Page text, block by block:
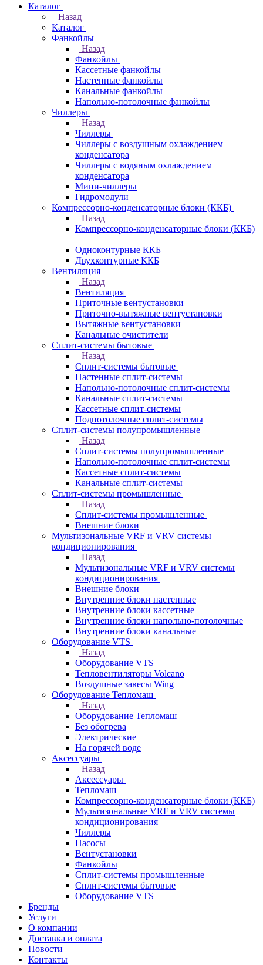
Каталог
Назад
Каталог
Фанкойлы
Назад
Фанкойлы
Кассетные фанкойлы
Настенные фанкойлы
Канальные фанкойлы
Напольно-потолочные фанкойлы
Чиллеры
Назад
Чиллеры
Чиллеры с воздушным охлаждением
конденсатора
Чиллеры с водяным охлаждением
конденсатора
Мини-чиллеры
Гидромодули
Компрессорно-конденсаторные блоки (ККБ)
Назад
Компрессорно-конденсаторные блоки (ККБ)
Одноконтурные ККБ
Двухконтурные ККБ
Вентиляция
Назад
Вентиляция
Приточные вентустановки
Приточно-вытяжные вентустановки
Вытяжные вентустановки
Канальные очистители
Сплит-системы бытовые
Назад
Сплит-системы бытовые
Настенные сплит-системы
Напольно-потолочные сплит-системы
Канальные сплит-системы
Кассетные сплит-системы
Подпотолочные сплит-системы
Сплит-системы полупромышленные
Назад
Сплит-системы полупромышленные
Напольно-потолочные сплит-системы
Кассетные сплит-системы
Канальные сплит-системы
Сплит-системы промышленные
Назад
Сплит-системы промышленные
Внешние блоки
Мультизональные VRF и VRV системы
кондиционирования
Назад
Мультизональные VRF и VRV системы
кондиционирования
Внешние блоки
Внутренние блоки настенные
Внутренние блоки кассетные
Внутренние блоки напольно-потолочные
Внутренние блоки канальные
Оборудование VTS
Назад
Оборудование VTS
Тепловентиляторы Volcano
Воздушные завесы Wing
Оборудование Тепломаш
Назад
Оборудование Тепломаш
Без обогрева
Электрические
На горячей воде
Аксессуары
Назад
Аксессуары
Тепломаш
Компрессорно-конденсаторные блоки (ККБ)
Мультизональные VRF и VRV системы
кондиционирования
Чиллеры
Насосы
Вентустановки
Фанкойлы
Сплит-системы промышленные
Сплит-системы бытовые
Оборудование VTS
Бренды
Услуги
О компании
Доставка и оплата
Новости
Контакты